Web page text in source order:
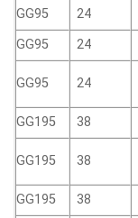
GG95 24
GG95
24
GG95 24
GG195 38
GG195 38
GG195 38